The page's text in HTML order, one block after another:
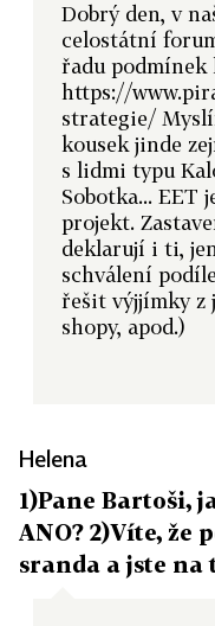
Dobrý den, v
celostátní
řadu podmínek
https://
strategie/
kousek jinde
s lidmi typu
Sobotka... EET
projekt.
deklarují i ti,
schválení
řešit výjjímky z
shopy, apod.)
Helena
1)Pane Bartoši,
ANO? 2)Víte, že
sranda a jste